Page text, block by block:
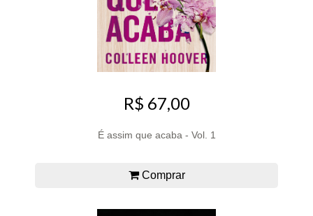
R$ 67,00
É assim que acaba - Vol. 1
Comprar